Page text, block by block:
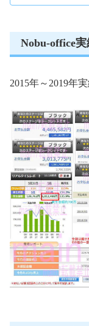
Nobu-office実
2015年～2019年